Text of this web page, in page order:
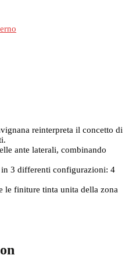
reinterpreta il concetto di
ante laterali, combinando
3 differenti configurazioni: 4
le finiture tinta unita della zona